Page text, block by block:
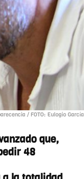
/ FOTO: Eulogio García
que,
48